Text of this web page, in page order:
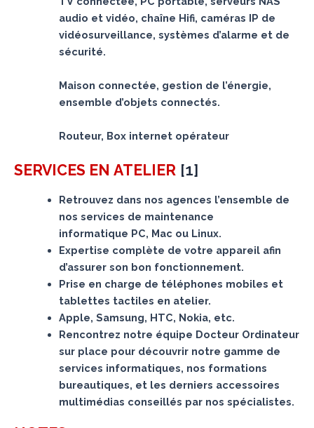
audio et vidéo, chaîne Hifi, caméras IP de
vidéosurveillance, systèmes d’alarme et de
sécurité.
Maison connectée, gestion de l’énergie,
ensemble d’objets connectés.
Routeur, Box internet opérateur
SERVICES EN ATELIER [1]
Retrouvez dans nos agences l’ensemble de
nos services de maintenance
informatique PC, Mac ou Linux.
Expertise complète de votre appareil afin
d’assurer son bon fonctionnement.
Prise en charge de téléphones mobiles et
tablettes tactiles en atelier.
Apple, Samsung, HTC, Nokia, etc.
Rencontrez notre équipe Docteur Ordinateur
sur place pour découvrir notre gamme de
services informatiques, nos formations
bureautiques, et les derniers accessoires
multimédias conseillés par nos spécialistes.